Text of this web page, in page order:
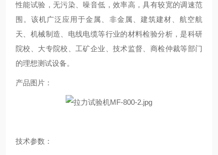
性能试验，无污染、噪音低，效率高，具有较宽的调速范
围。该机广泛应用于金属、非金属、建筑建材、航空航
天、机械制造、电线电缆等行业的材料检验分析，是科研
院校、大专院校、工矿企业、技术监督、商检仲裁等部门
的理想测试设备。
产品图片：
技术参数：